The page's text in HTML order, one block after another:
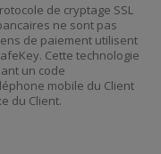
de cryptage SSL
ne sont pas
de paiement utilisent
Cette technologie
un code
mobile du Client
du Client.